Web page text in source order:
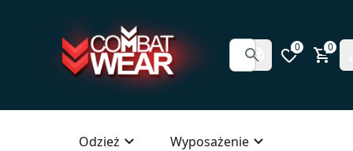
0 0
Odzież
Wyposażenie